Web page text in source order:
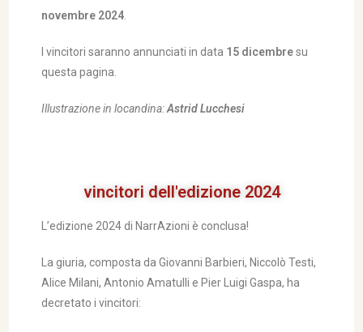
novembre 2024.
I vincitori saranno annunciati in data 15 dicembresu
questa pagina.
Illustrazione in locandina:Astrid Lucchesi
vincitori dell'edizione 2024
L’edizione 2024 di NarrAzioni è conclusa!
La giuria, composta da Giovanni Barbieri, Niccolò Testi,
Alice Milani, Antonio Amatulli e Pier Luigi Gaspa, ha
decretato i vincitori: